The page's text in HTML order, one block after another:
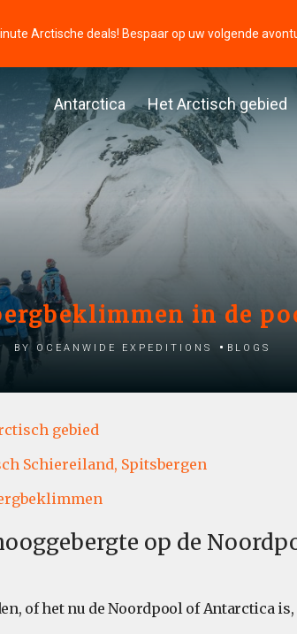
Arctische deals! Bespaar op uw volgende
Antarctica Het Arctisch gebied
in de
by Oceanwide Expeditions Blogs
gebied
Schiereiland, Spitsbergen
op de
of het nu de Noordpool of Antarctica